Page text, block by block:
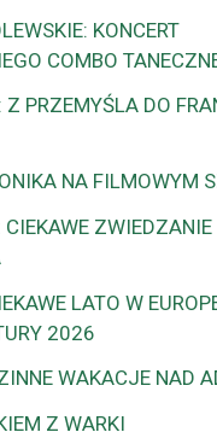
KONCERT
COMBO
Z PRZEMYŚLA DO
NA FILMOWYM
LATO W
2026
WAKACJE NAD
Z WARKI